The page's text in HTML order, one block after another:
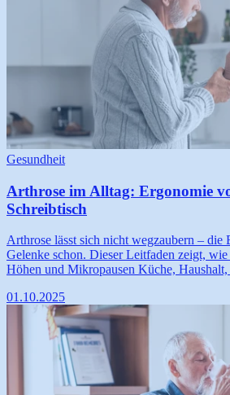
Gesundheit
Arthrose im Alltag: Ergonomie
Schreibtisch
Arthrose lässt sich nicht wegzaubern – die
Gelenke schon. Dieser Leitfaden zeigt,
Höhen und Mikropausen Küche,
01.10.2025